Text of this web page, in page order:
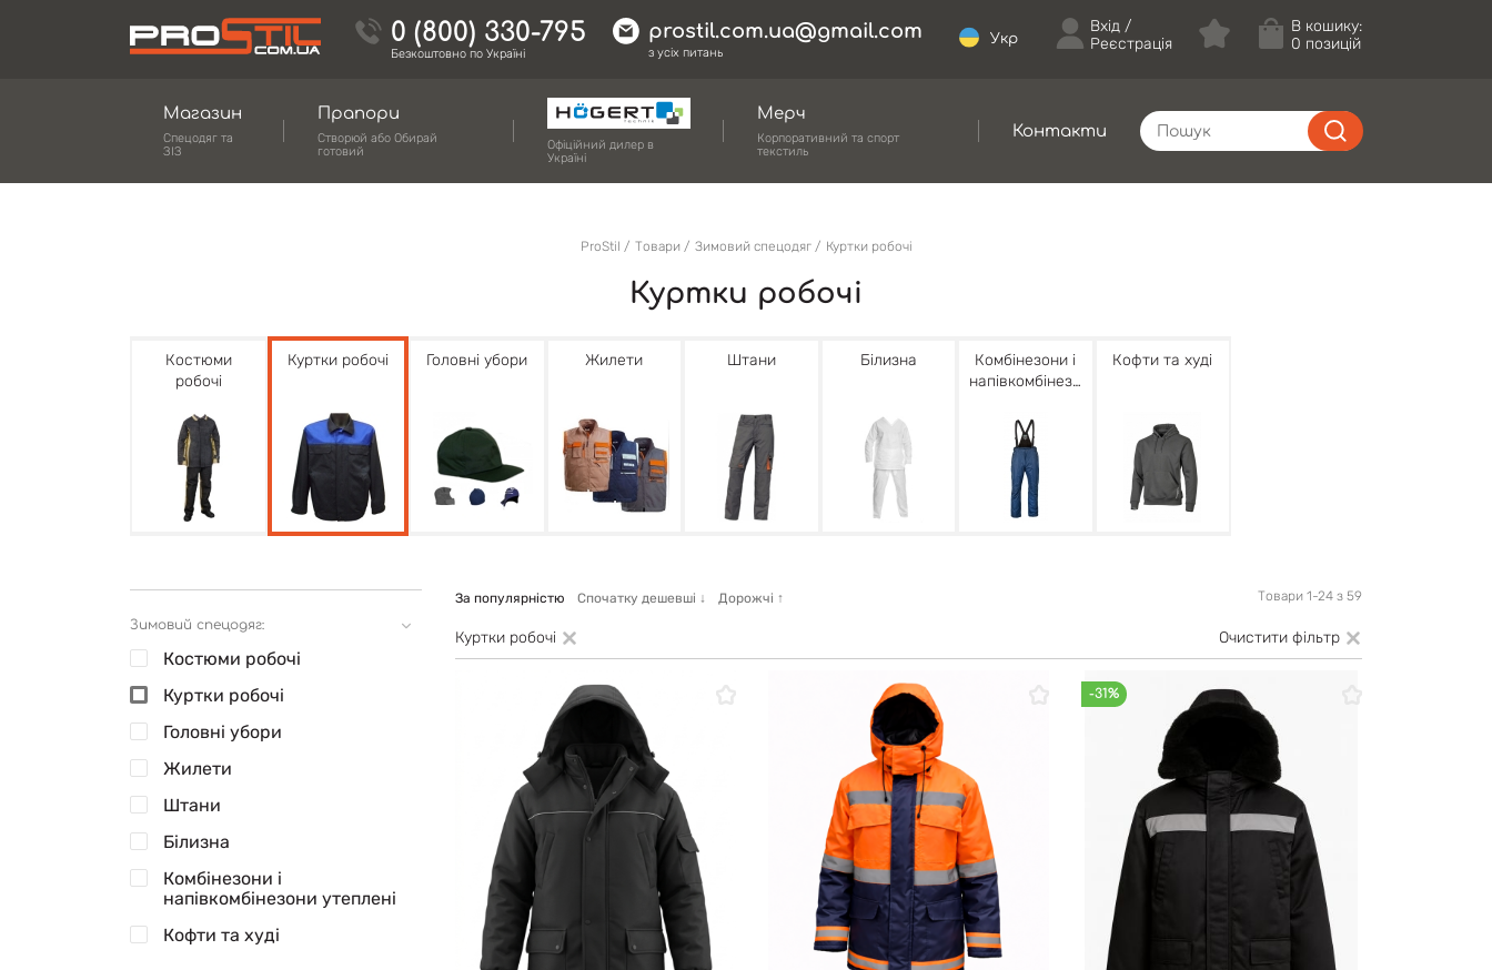
0 (800) 330-795
Безкоштовно по Україні
prostil.com.ua@gmail.com
з усіх питань
Укр
Вхід
Реєстрація
В кошику:
0 позицій
Магазин
Спецодяг та
ЗІЗ
Прапори
Створюй або Обирай
готовий
Офіційний дилер в
Україні
Мерч
Корпоративний та спорт
текстиль
Контакти
ProStil Товари Зимовий спецодяг Куртки робочі
Куртки робочі
Костюми
робочі
Куртки робочі Головні убори Жилети Штани Білизна
Комбінезони і
напівкомбінезо
Кофти та худі
Зимовий спецодяг:
Костюми робочі
Куртки робочі
Головні убори
Жилети
Штани
Білизна
Комбінезони і
напівкомбінезони утеплені
Кофти та худі
За популярністю Спочатку дешевші ↓ Дорожчі ↑ Товари 1-24 з 59
Куртки робочі Очистити фільтр
-31%